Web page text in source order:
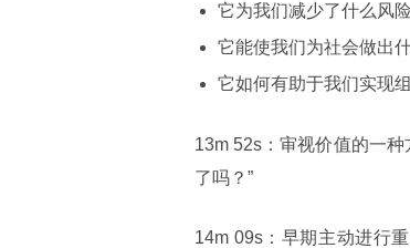
它为我们减少了什么风
它能使我们为社会做出
它如何有助于我们实现
13m 52s：审视价值的一
了吗？”
14m 09s：早期主动进行